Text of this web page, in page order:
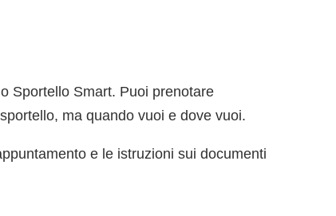
Sportello Smart. Puoi prenotare
ma quando vuoi e dove vuoi.
e le istruzioni sui documenti